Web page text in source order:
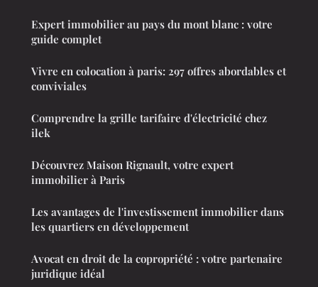
Expert immobilier au pays du mont blanc : votre
guide complet
Vivre en colocation à paris: 297 offres abordables et
conviviales
Comprendre la grille tarifaire d'électricité chez
ilek
Découvrez Maison Rignault, votre expert
immobilier à Paris
Les avantages de l'investissement immobilier dans
les quartiers en développement
Avocat en droit de la copropriété : votre partenaire
juridique idéal